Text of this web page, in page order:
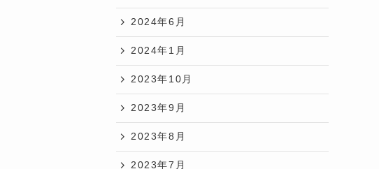
2024年6月
2024年1月
2023年10月
2023年9月
2023年8月
2023年7月